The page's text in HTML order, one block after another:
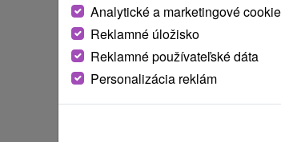
Analytické a marketingové
Reklamné úložisko
Reklamné používateľské dáta
Personalizácia reklám